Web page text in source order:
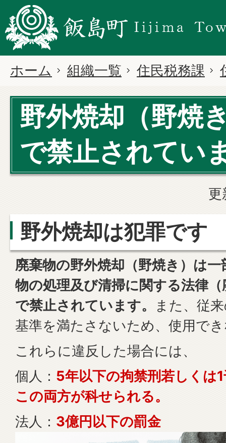
ホーム 組織一覧 住民税務課
野外焼却（野焼
で禁止されてい
更
野外焼却は犯罪です
廃棄物の野外焼却（野焼き）は
物の処理及び清掃に関する法律
で禁止されています。
また、従
基準を満たさないため、使用で
これらに違反した場合には、
個人： 5年以下の拘禁刑若しくは
この両方が科せられる。
法人： 3億円以下の罰金